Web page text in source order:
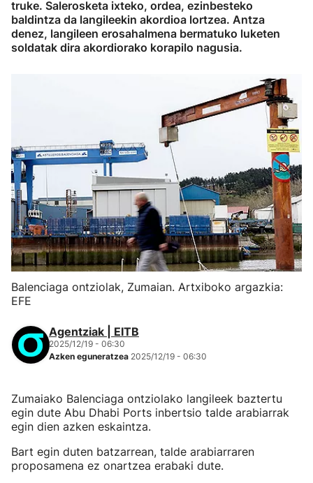
truke. Salerosketa ixteko, ordea, ezinbesteko
baldintza da langileekin akordioa lortzea. Antza
denez, langileen erosahalmena bermatuko luketen
soldatak dira akordiorako korapilo nagusia.
Balenciaga ontziolak, Zumaian. Artxiboko argazkia:
EFE
Agentziak | EITB
2025/12/19 - 06:30
Azken eguneratzea 2025/12/19 - 06:30
Zumaiako Balenciaga ontziolako langileek baztertu
egin dute Abu Dhabi Ports inbertsio talde arabiarrak
egin dien azken eskaintza.
Bart egin duten batzarrean, talde arabiarraren
proposamena ez onartzea erabaki dute.